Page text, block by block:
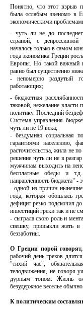
Понятно, что этот взрыв
была «слабым звеном» в
экономическими
- чуть ли не до
страной, с
началось только в самом
года экономика Греции
Европы. Но такой важный
равно был существенно
- непомерно раздутый
работающих;
- бюджетная
таковой, нежелание
политику. Последний
Система управления
чуть ли не 19 века;
- бездумная социальная
гарантиями населению,
расточительства, жила не
решение чуть ли не в
мужчинам выходить на
бесплатные обеды и т.д.
направленность бюджета" -
- одной из причин
года, которая обошлась
дефицит резко подскочил
инвестиций греки так и не
- сыграла свою роль и
спешку, привыкли жить в
беззаботны.
О Греции порой говорят,
рабочий день греков
"тихий час",
телодвижения, не говоря
дурным тоном. Жизнь
безудержное веселье
К политическим